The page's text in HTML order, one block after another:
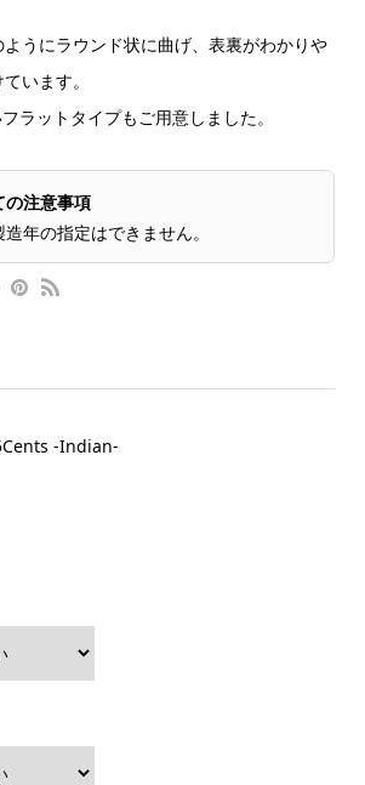
うにラウンド状に曲げ、表裏がわかりや
います。
ラットタイプもご用意しました。
の注意事項
年の指定はできません。
-Indian-